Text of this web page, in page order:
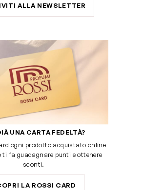
ALLA NEWSLETTER
UNA CARTA FEDELTÀ?
ogni prodotto acquistato online
ti fa guadagnare punti e ottenere
sconti.
LA ROSSI CARD